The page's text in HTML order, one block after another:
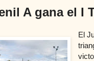
A gana el I
El